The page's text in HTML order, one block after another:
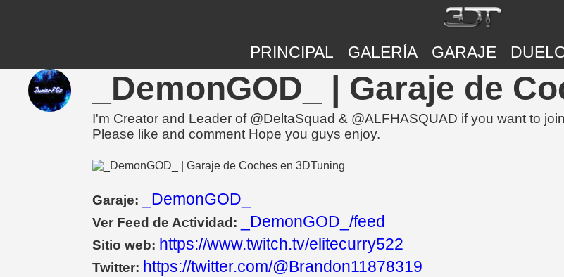
PRINCIPAL GALERÍA GARAJE
_DemonGOD_ | Garaje de
I'm Creator and Leader of @DeltaSquad & @ALFHASQUAD if you want to
Please like and comment Hope you guys enjoy.
Garaje: _DemonGOD_
Ver Feed de Actividad: _DemonGOD_/feed
Sitio web: https://www.twitch.tv/elitecurry522
Twitter: https://twitter.com/@Brandon11878319